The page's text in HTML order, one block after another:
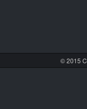
© 2015